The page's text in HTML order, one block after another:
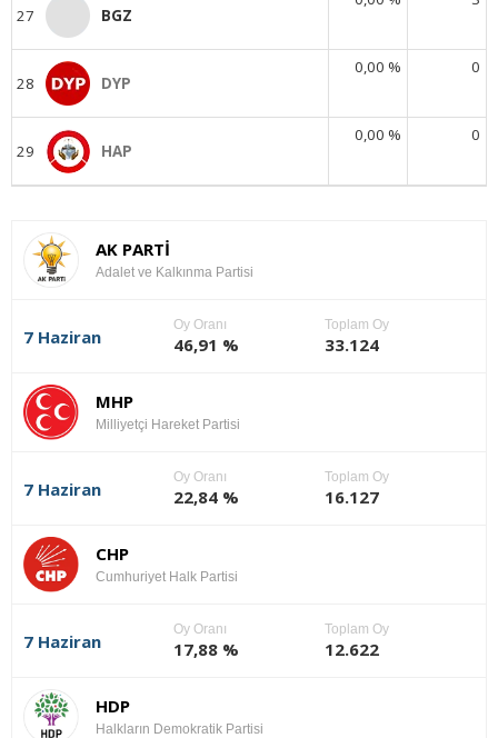
27 BGZ
28 DYP
0,00 % 0
29 HAP
0,00 % 0
AK PARTİ
Adalet ve Kalkınma Partisi
7 Haziran
Oy Oranı
46,91 %
Toplam Oy
33.124
MHP
Milliyetçi Hareket Partisi
7 Haziran
Oy Oranı
22,84 %
Toplam Oy
16.127
CHP
Cumhuriyet Halk Partisi
7 Haziran
Oy Oranı
17,88 %
Toplam Oy
12.622
HDP
Halkların Demokratik Partisi